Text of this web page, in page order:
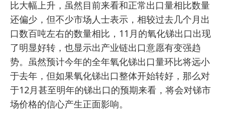
比大幅上升，虽然目前来看和正常出口量相比数量
还偏少，但不少市场人士表示，相较过去几个月出
口数百吨左右的数量相比，11月的氧化锑出口出现
了明显好转，也显示出产业链出口意愿有变强趋
势。虽然预计今年的全年氧化锑出口量环比将远小
于去年，但如果氧化锑出口整体开始转好，那么对
于12月甚至明年的锑出口的预期来看，将会对锑市
场价格的信心产生正面影响。